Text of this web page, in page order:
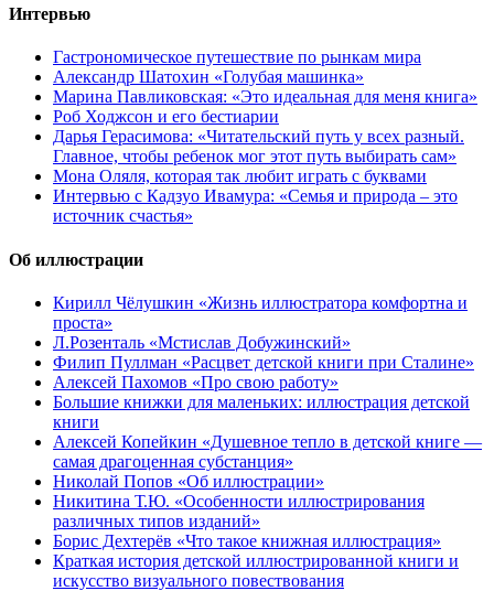
Интервью
Гастрономическое путешествие по рынкам мира
Александр Шатохин «Голубая машинка»
Марина Павликовская: «Это идеальная для меня книга»
Роб Ходжсон и его бестиарии
Дарья Герасимова: «Читательский путь у всех разный.
Главное, чтобы ребенок мог этот путь выбирать сам»
Мона Оляля, которая так любит играть с буквами
Интервью с Кадзуо Ивамура: «Семья и природа – это
источник счастья»
Об иллюстрации
Кирилл Чёлушкин «Жизнь иллюстратора комфортна и
проста»
Л.Розенталь «Мстислав Добужинский»
Филип Пуллман «Расцвет детской книги при Сталине»
Алексей Пахомов «Про свою работу»
Большие книжки для маленьких: иллюстрация детской
книги
Алексей Копейкин «Душевное тепло в детской книге —
самая драгоценная субстанция»
Николай Попов «Об иллюстрации»
Никитина Т.Ю. «Особенности иллюстрирования
различных типов изданий»
Борис Дехтерёв «Что такое книжная иллюстрация»
Краткая история детской иллюстрированной книги и
искусство визуального повествования